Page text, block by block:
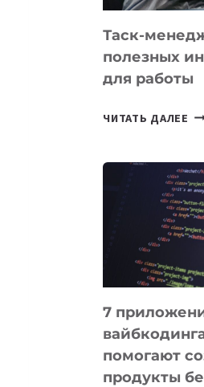
Таск-
полезных
для работы
ЧИТАТЬ ДАЛЕЕ
7
помогают
продукты